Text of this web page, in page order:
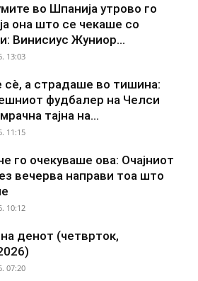
во Шпанија утрово го
она што се чекаше со
Винисиус Жуниор...
13:03
а страдаше во тишина:
фудбалер на Челси
тајна на...
11:15
го очекуваше ова: Очајниот
вечерва направи тоа што
10:12
денот (четврток,
07:20